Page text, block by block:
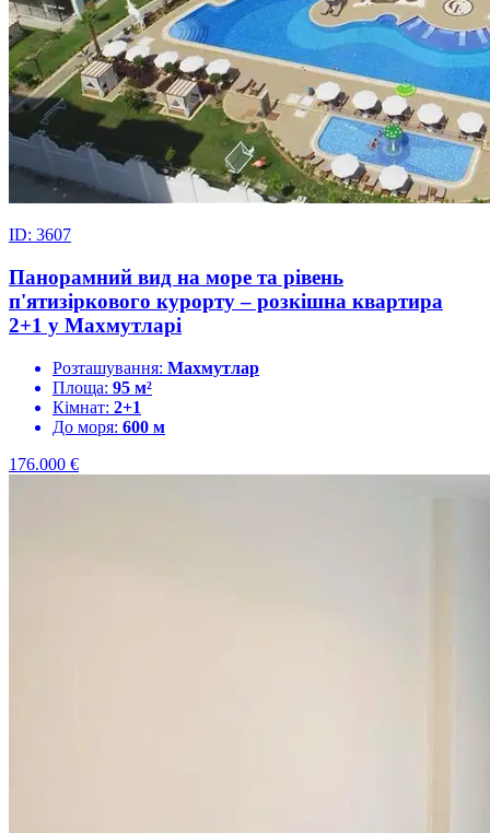
ID: 3607
Панорамний вид на море та рівень
п'ятизіркового курорту – розкішна квартира
2+1 у Махмутларі
Розташування: Махмутлар
Площа: 95 м²
Кімнат: 2+1
До моря: 600 м
176.000 €